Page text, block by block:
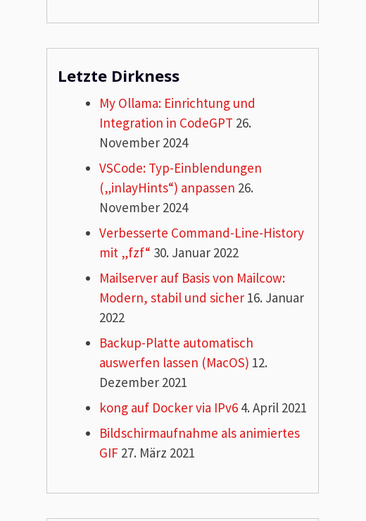
Letzte Dirkness
My Ollama: Einrichtung und
Integration in CodeGPT 26.
November 2024
VSCode: Typ-Einblendungen
(„inlayHints“) anpassen 26.
November 2024
Verbesserte Command-Line-History
mit „fzf“ 30. Januar 2022
Mailserver auf Basis von Mailcow:
Modern, stabil und sicher16. Januar
2022
Backup-Platte automatisch
auswerfen lassen (MacOS) 12.
Dezember 2021
kong auf Docker via IPv64. April 2021
Bildschirmaufnahme als animiertes
GIF27. März 2021